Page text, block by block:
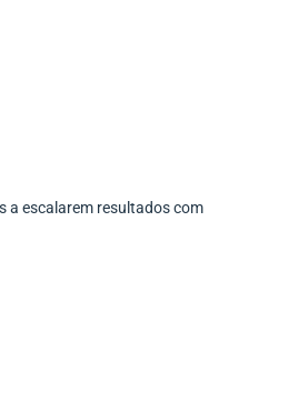
a escalarem resultados com